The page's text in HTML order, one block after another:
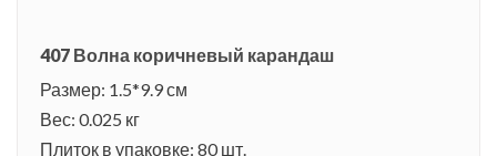
407 Волна коричневый карандаш
Размер: 1.5*9.9 см
Вес: 0.025 кг
Плиток в упаковке: 80 шт.